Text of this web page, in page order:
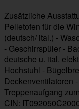
Zusätzliche
Pelletofen für die
(deutsch/ ital.) -
- Geschirrspüler -
deutsche u. ital.
Hochstuhl -
Deckenventilatoren
Treppenaufgang
CIN: